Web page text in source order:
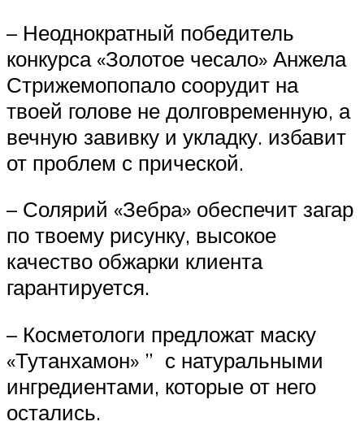
– Неоднократный победитель
конкурса «Золотое чесало» Анжела
Стрижемопопало соорудит на
твоей голове не долговременную, а
вечную завивку и укладку. избавит
от проблем с прической.
– Солярий «Зебра» обеспечит загар
по твоему рисунку, высокое
качество обжарки клиента
гарантируется.
– Косметологи предложат маску
«Тутанхамон» ” с натуральными
ингредиентами, которые от него
остались.